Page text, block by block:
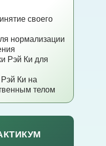
своего
нормализации
Рэй Ки для
Ки на
телом